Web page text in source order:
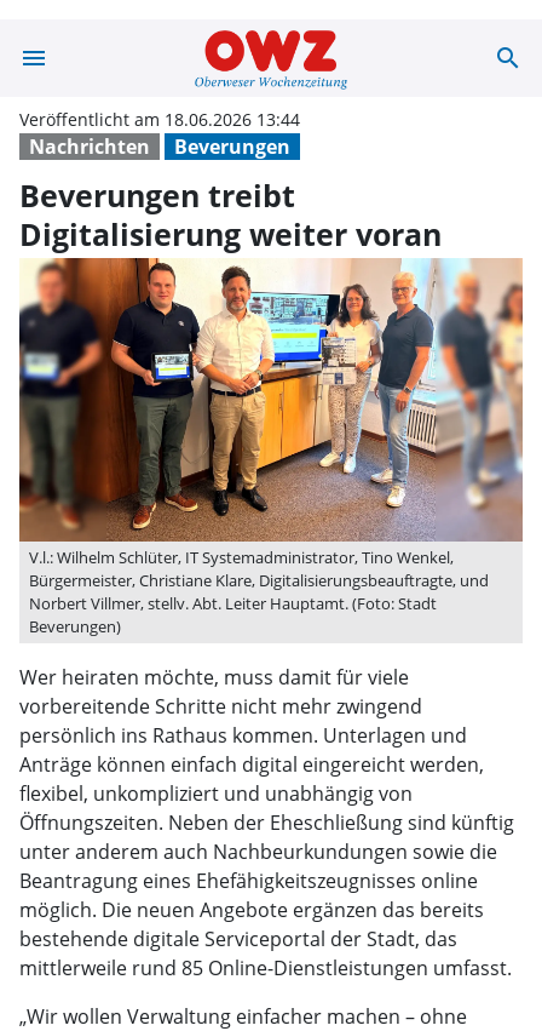
menu Beverungen search
Nachrichten Beverungen
Veröffentlicht am 18.06.2026 13:44
Beverungen treibt
Digitalisierung weiter voran
V.l.: Wilhelm Schlüter, IT Systemadministrator, Tino Wenkel,
Bürgermeister, Christiane Klare, Digitalisierungsbeauftragte, und
Norbert Villmer, stellv. Abt. Leiter Hauptamt. (Foto: Stadt
Beverungen)
Wer heiraten möchte, muss damit für viele
vorbereitende Schritte nicht mehr zwingend
persönlich ins Rathaus kommen. Unterlagen und
Anträge können einfach digital eingereicht werden,
flexibel, unkompliziert und unabhängig von
Öffnungszeiten. Neben der Eheschließung sind künftig
unter anderem auch Nachbeurkundungen sowie die
Beantragung eines Ehefähigkeitszeugnisses online
möglich. Die neuen Angebote ergänzen das bereits
bestehende digitale Serviceportal der Stadt, das
mittlerweile rund 85 Online-Dienstleistungen umfasst.
„Wir wollen Verwaltung einfacher machen – ohne